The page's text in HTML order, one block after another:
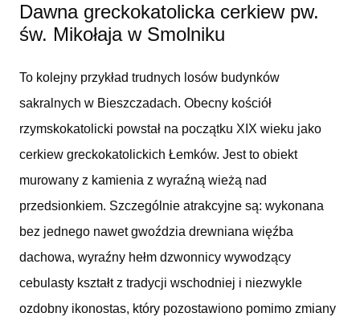
Dawna greckokatolicka cerkiew pw.
św. Mikołaja w Smolniku
To kolejny przykład trudnych losów budynków
sakralnych w Bieszczadach. Obecny kościół
rzymskokatolicki powstał na początku XIX wieku jako
cerkiew greckokatolickich Łemków. Jest to obiekt
murowany z kamienia z wyraźną wieżą nad
przedsionkiem. Szczególnie atrakcyjne są: wykonana
bez jednego nawet gwoździa drewniana więźba
dachowa, wyraźny hełm dzwonnicy wywodzący
cebulasty kształt z tradycji wschodniej i niezwykle
ozdobny ikonostas, który pozostawiono pomimo zmiany